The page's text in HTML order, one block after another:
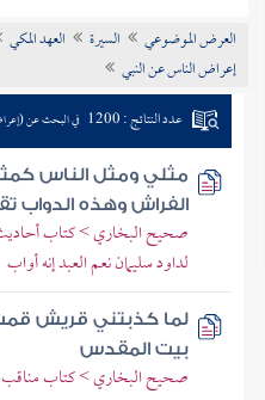
تراجم الأعلام
العرض الموضوعي السيرة العهد المكي
إعراض الناس عن النبي
عدد النتائج : 1200 في البحث عن
مثلي ومثل الناس
الفراش وهذه الدواب
صحيح البخاري > كتاب أحاديث
لداود سليمان نعم العبد إنه أواب
لما كذبتني قريش
بيت المقدس
صحيح البخاري > كتاب مناقب